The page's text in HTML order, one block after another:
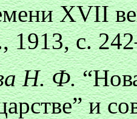
XVII
1913, с.
Н. Ф.
и